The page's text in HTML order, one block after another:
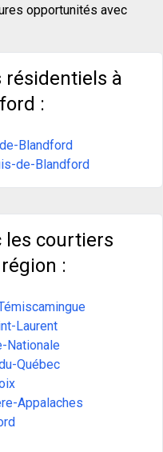
opportunités avec
résidentiels à
:
Blandford
de-Blandford
les courtiers
:
Laurent
Nationale
Québec
Appalaches